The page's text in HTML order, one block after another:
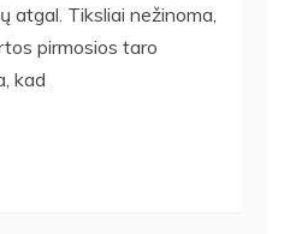
atgal. Tiksliai nežinoma,
pirmosios taro
kad